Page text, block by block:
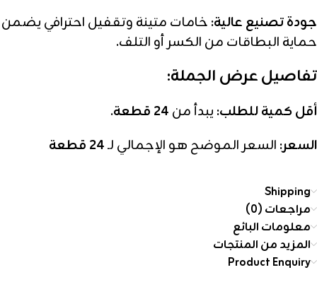
جودة تصنيع عالية: خامات متينة وتقفيل احترافي يضمن
حماية البطاقات من الكسر أو التلف.
تفاصيل عرض الجملة:
أقل كمية للطلب: يبدأ من 24 قطعة
.
السعر: السعر الموضح هو الإجمالي لـ24 قطعة
Shipping
مراجعات (0)
معلومات البائع
المزيد من المنتجات
Product Enquiry